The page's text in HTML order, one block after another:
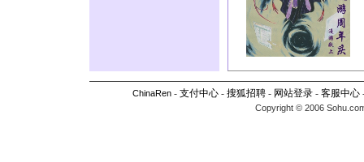
ChinaRen- 支付中心- 搜狐招聘- 网站登录- 客服中心
Copyright © 2006